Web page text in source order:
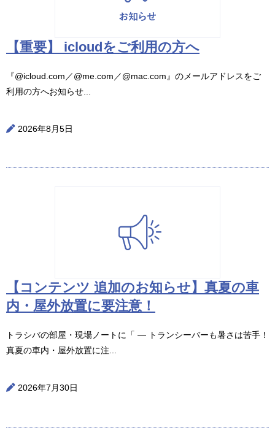
【重要】 icloudをご利用の方へ
『@icloud.com／@me.com／@mac.com』のメールアドレスをご
利用の方へお知らせ...
2026年8月5日
【コンテンツ 追加のお知らせ】真夏の車
内・屋外放置に要注意！
トラシバの部屋・現場ノートに「 ― トランシーバーも暑さは苦手！
真夏の車内・屋外放置に注...
2026年7月30日